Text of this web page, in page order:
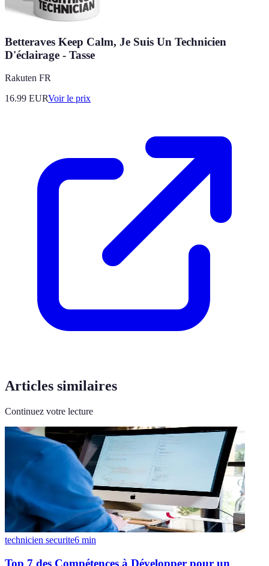
Betteraves Keep Calm, Je Suis Un Technicien
D'éclairage - Tasse
Rakuten FR
16.99 EURVoir le prix
Articles similaires
Continuez votre lecture
technicien securite6 min
Top 7 des Compétences à Développer pour un